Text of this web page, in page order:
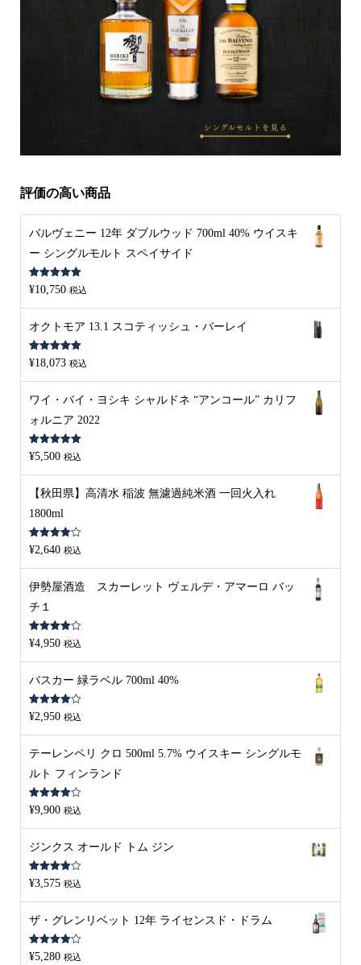
評価の高い商品
バルヴェニー 12年 ダブルウッド 700ml 40% ウイスキ
ー シングルモルト スペイサイド
5段階中5.00
の評価
¥10,750 税込
オクトモア 13.1 スコティッシュ・バーレイ
5段階中5.00
の評価
¥18,073 税込
ワイ・バイ・ヨシキ シャルドネ “アンコール” カリフ
ォルニア 2022
5段階中 5.00
の評価
¥5,500 税込
【秋田県】高清水 稲波 無濾過純米酒 一回火入れ
1800ml
5段階中
4.00の評
¥2,640 税込
伊勢屋酒造 スカーレット ヴェルデ・アマーロ バッ
チ１
5段階中
4.00の評
¥4,950 税込
バスカー 緑ラベル 700ml 40%
5段階中
4.00の評
¥2,950 税込
テーレンペリ クロ 500ml 5.7% ウイスキー シングルモ
ルト フィンランド
5段階中
4.00の評
¥9,900 税込
ジンクス オールド トム ジン
5段階中
4.00の評
¥3,575 税込
ザ・グレンリベット 12年 ライセンスド・ドラム
5段階中
4.00の評
¥5,280 税込